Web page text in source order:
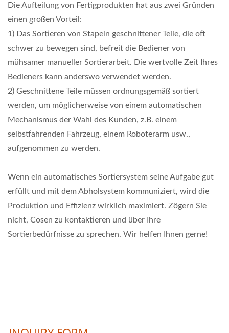
Die Aufteilung von Fertigprodukten hat aus zwei Gründen
einen großen Vorteil:
1) Das Sortieren von Stapeln geschnittener Teile, die oft
schwer zu bewegen sind, befreit die Bediener von
mühsamer manueller Sortierarbeit. Die wertvolle Zeit Ihres
Bedieners kann anderswo verwendet werden.
2) Geschnittene Teile müssen ordnungsgemäß sortiert
werden, um möglicherweise von einem automatischen
Mechanismus der Wahl des Kunden, z.B. einem
selbstfahrenden Fahrzeug, einem Roboterarm usw.,
aufgenommen zu werden.
Wenn ein automatisches Sortiersystem seine Aufgabe gut
erfüllt und mit dem Abholsystem kommuniziert, wird die
Produktion und Effizienz wirklich maximiert. Zögern Sie
nicht, Cosen zu kontaktieren und über Ihre
Sortierbedürfnisse zu sprechen. Wir helfen Ihnen gerne!